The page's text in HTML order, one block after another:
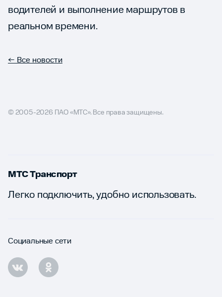
© 2005-2026 ПАО «МТС». Все права защищены.
водителей и выполнение маршрутов в
реальном времени.
← Все новости
МТС Транспорт
Легко подключить, удобно использовать.
Социальные сети